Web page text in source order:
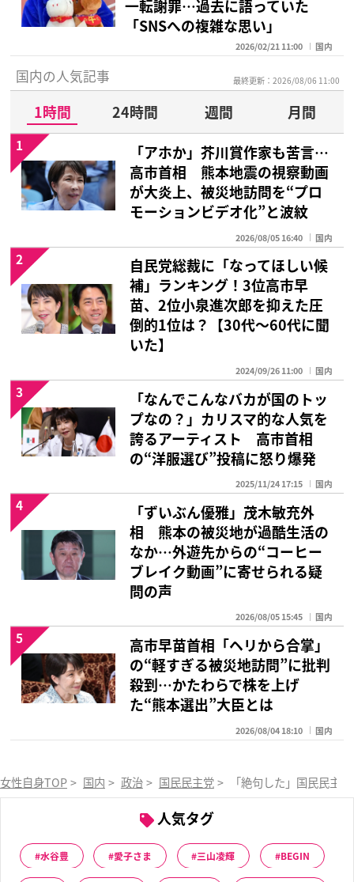
一転謝罪…過去に語っていた
「SNSへの複雑な思い」
2026/02/21 11:00 国内
国内の人気記事 最終更新：2026/08/06 11:00
1時間 24時間 週間
月間
「アホか」芥川賞作家も苦言…
高市首相 熊本地震の視察動画
が大炎上、被災地訪問を“プロ
モーションビデオ化”と波紋
2026/08/05 16:40 国内
1
自民党総裁に「なってほしい候
補」ランキング！3位高市早
苗、2位小泉進次郎を抑えた圧
倒的1位は？【30代〜60代に聞
いた】
2024/09/26 11:00 国内
2
「なんでこんなバカが国のトッ
プなの？」カリスマ的な人気を
誇るアーティスト 高市首相
の“洋服選び”投稿に怒り爆発
2025/11/24 17:15 国内
3
「ずいぶん優雅」茂木敏充外
相 熊本の被災地が過酷生活の
なか…外遊先からの“コーヒー
ブレイク動画”に寄せられる疑
問の声
2026/08/05 15:45 国内
4
高市早苗首相「ヘリから合掌」
の“軽すぎる被災地訪問”に批判
殺到…かたわらで株を上げ
た“熊本選出”大臣とは
2026/08/04 18:10 国内
5
女性自身TOP > 国内 > 政治 > 国民民主党 > 「絶句した」国民民主
人気タグ
水谷豊 愛子さま 三山凌輝 BEGIN